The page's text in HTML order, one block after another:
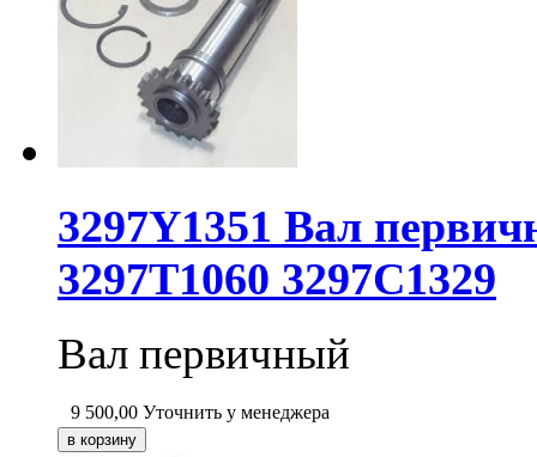
3297Y1351 Вал
3297T1060 3297C1329
Вал первичный
9 500,00 Уточнить у менеджера